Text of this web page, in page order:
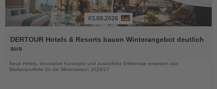
Sie
die
03.08.2026
DERTOUR Hotels & Resorts bauen Winterangebot deutlich
aus
Neue Hotels, innovative Konzepte und zusätzliche Erlebnisse erweitern das
Markenportfolio für die Wintersaison 2026/27